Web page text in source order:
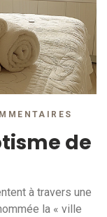
de
à travers une
la « ville